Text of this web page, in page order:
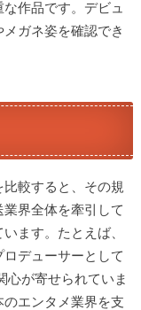
作品です。デビュ
ガネ姿を確認でき
較すると、その規
界全体を牽引して
ます。たとえば、
デューサーとして
心が寄せられていま
エンタメ業界を支